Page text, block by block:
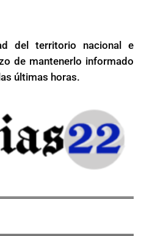
del territorio nacional e
de mantenerlo informado
últimas horas.